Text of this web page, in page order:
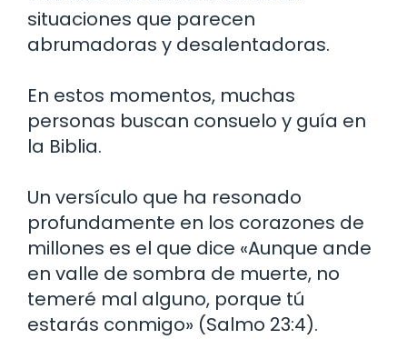
situaciones que parecen
abrumadoras y desalentadoras.
En estos momentos, muchas
personas buscan consuelo y guía en
la Biblia.
Un versículo que ha resonado
profundamente en los corazones de
millones es el que dice «Aunque ande
en valle de sombra de muerte, no
temeré mal alguno, porque tú
estarás conmigo» (Salmo 23:4).